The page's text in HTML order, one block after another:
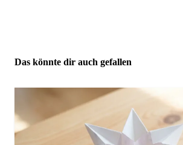
Das könnte dir auch gefallen